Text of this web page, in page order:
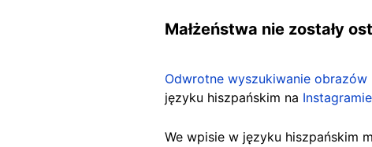
Małżeństwa nie zostały
Odwrotne wyszukiwanie obrazów
języku hiszpańskim na Instagramie
We wpisie w języku hiszpańskim